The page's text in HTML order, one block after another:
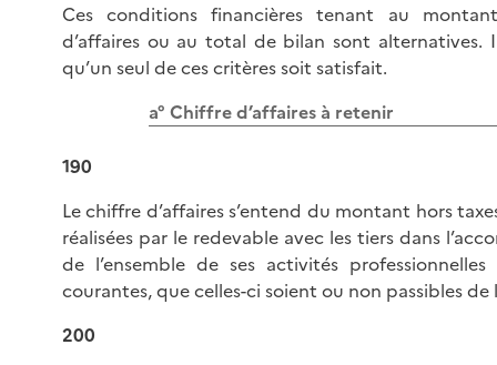
Ces conditions financières tenant au
d’affaires ou au total de bilan sont alternatives.
qu’un seul de ces critères soit satisfait.
a° Chiffre d’affaires à retenir
190
Le chiffre d’affaires s’entend du montant hors
réalisées par le redevable avec les tiers dans
de l’ensemble de ses activités
courantes, que celles-ci soient ou non passibles de
200